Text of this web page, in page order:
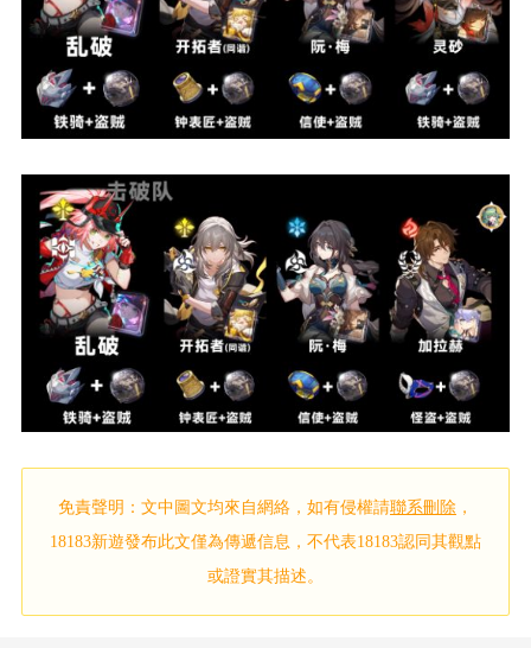
免責聲明：文中圖文均來自網絡，如有侵權請聯系刪除 ，
18183新遊發布此文僅為傳遞信息，不代表18183認同其觀點
或證實其描述。